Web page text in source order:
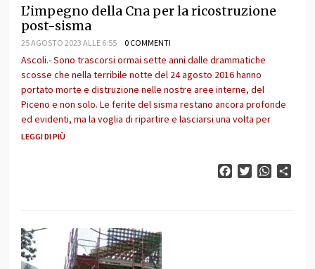
L’impegno della Cna per la ricostruzione
post-sisma
25 AGOSTO 2023 ALLE 6:55 0 COMMENTI
Ascoli.- Sono trascorsi ormai sette anni dalle drammatiche
scosse che nella terribile notte del 24 agosto 2016 hanno
portato morte e distruzione nelle nostre aree interne, del
Piceno e non solo. Le ferite del sisma restano ancora profonde
ed evidenti, ma la voglia di ripartire e lasciarsi una volta per
LEGGI DI PIÙ
FacebookTwitter